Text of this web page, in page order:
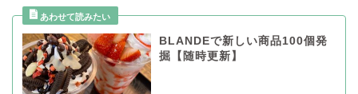
BLANDEで新しい商品100個発
掘【随時更新】